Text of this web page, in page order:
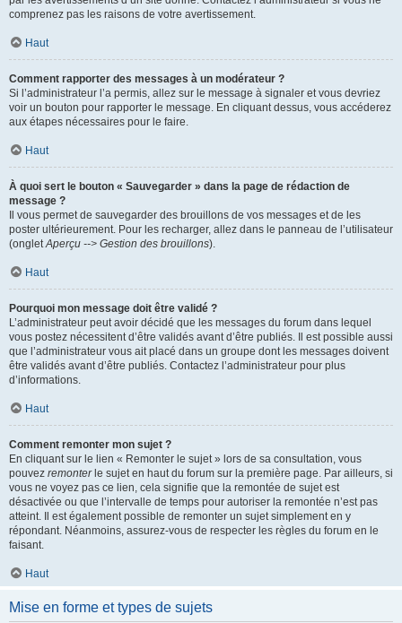
comprenez pas les raisons de votre avertissement.
Haut
Comment rapporter des messages à un modérateur ?
Si l’administrateur l’a permis, allez sur le message à signaler et vous devriez
voir un bouton pour rapporter le message. En cliquant dessus, vous accéderez
aux étapes nécessaires pour le faire.
Haut
À quoi sert le bouton « Sauvegarder » dans la page de rédaction de
message ?
Il vous permet de sauvegarder des brouillons de vos messages et de les
poster ultérieurement. Pour les recharger, allez dans le panneau de l’utilisateur
(ongletAperçu --> Gestion des brouillons).
Haut
Pourquoi mon message doit être validé ?
L’administrateur peut avoir décidé que les messages du forum dans lequel
vous postez nécessitent d’être validés avant d’être publiés. Il est possible aussi
que l’administrateur vous ait placé dans un groupe dont les messages doivent
être validés avant d’être publiés. Contactez l’administrateur pour plus
d’informations.
Haut
Comment remonter mon sujet ?
En cliquant sur le lien « Remonter le sujet » lors de sa consultation, vous
pouvez remonterle sujet en haut du forum sur la première page. Par ailleurs, si
vous ne voyez pas ce lien, cela signifie que la remontée de sujet est
désactivée ou que l’intervalle de temps pour autoriser la remontée n’est pas
atteint. Il est également possible de remonter un sujet simplement en y
répondant. Néanmoins, assurez-vous de respecter les règles du forum en le
faisant.
Haut
Mise en forme et types de sujets